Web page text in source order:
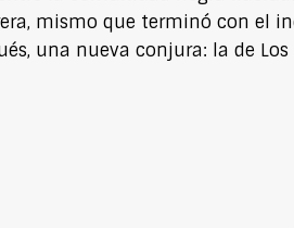
mismo que terminó con el
una nueva conjura: la de